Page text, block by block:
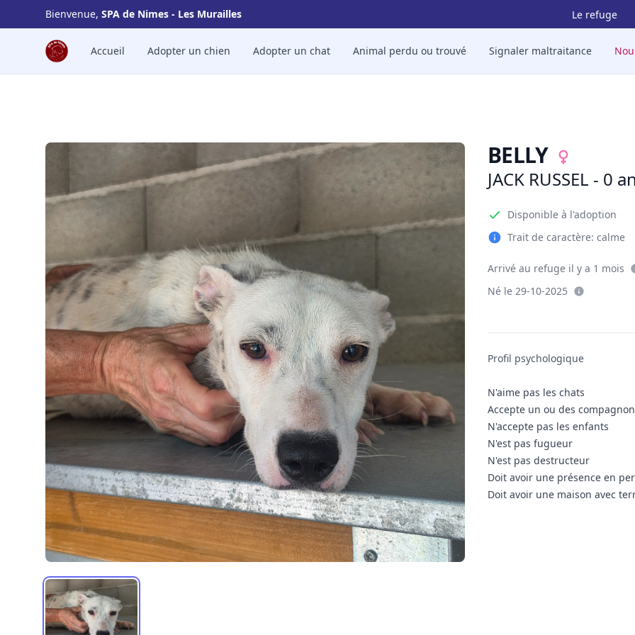
Bienvenue, SPA de Nimes - Les Murailles Le refuge
SPA de Nimes - Les Murailles
Accueil Adopter un chien Adopter un chat Animal perdu ou trouvé Signaler maltraitance
55593
BELLY
JACK RUSSEL -
Informations sur l'animal
JACK RUSSEL - 0
Description
Disponible à l'adoption
Trait de caractère: calme
Arrivé au refuge il y a 1 mois
Né le 29-10-2025
Profil psychologique
N'aime pas les chats
Accepte un ou des
N'accepte pas les enfants
N'est pas fugueur
N'est pas destructeur
Doit avoir une présence en
Doit avoir une maison avec